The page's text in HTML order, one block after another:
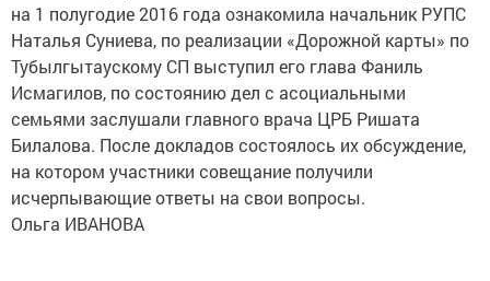
на 1 полугодие 2016 года ознакомила начальник РУПС
Наталья Суниева, по реализации «Дорожной карты» по
Тубылгытаускому СП выступил его глава Фаниль
Исмагилов, по состоянию дел с асоциальными
семьями заслушали главного врача ЦРБ Ришата
Билалова. После докладов состоялось их обсуждение,
на котором участники совещание получили
исчерпывающие ответы на свои вопросы.
Ольга ИВАНОВА